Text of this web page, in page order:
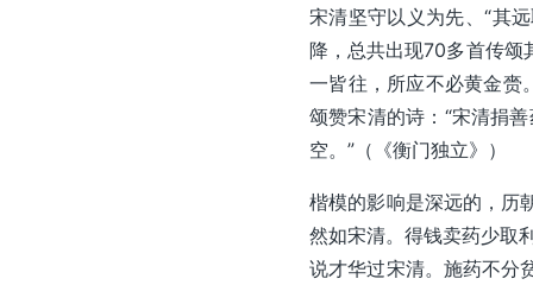
宋清坚守以义为先、“其
降，总共出现70多首传颂
一皆往，所应不必黄金赍
颂赞宋清的诗：“宋清捐
空。”（《衡门独立》）
楷模的影响是深远的，历
然如宋清。得钱卖药少取
说才华过宋清。施药不分